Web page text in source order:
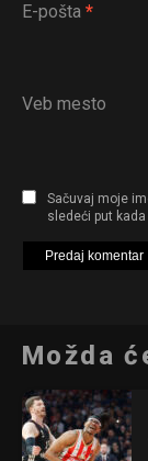
E-pošta *
Veb mesto
Sačuvaj moje
sledeći put
Možda